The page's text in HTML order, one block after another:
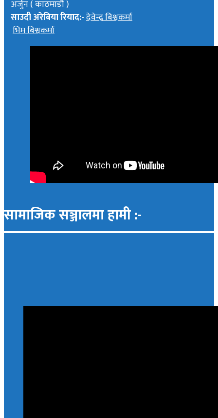
अर्जुन ( काठमाडौं )
साउदी अरेबिया रियाद:-देवेन्द्र बिश्वकर्मा
भिम बिश्वकर्मा
सामाजिक सञ्जालमा हामी :-